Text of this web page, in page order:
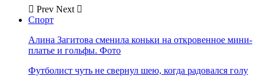
Prev Next
Спорт
Алина Загитова сменила коньки на откровенное мини-
платье и гольфы. Фото
Футболист чуть не свернул шею, когда радовался голу